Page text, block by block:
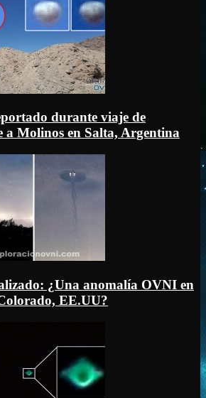
durante viaje de
a Molinos en Salta, Argentina
¿Una anomalía OVNI en
EE.UU?